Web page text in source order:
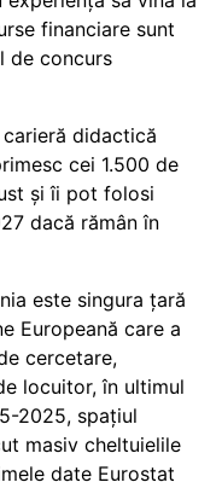
financiare sunt
de concurs
carieră didactică
cei 1.500 de
și îi pot folosi
dacă rămân în
este singura țară
Europeană care a
cercetare,
locuitor, în ultimul
2025, spațiul
masiv cheltuielile
date Eurostat